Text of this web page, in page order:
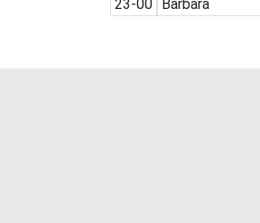
23-00 Barbara